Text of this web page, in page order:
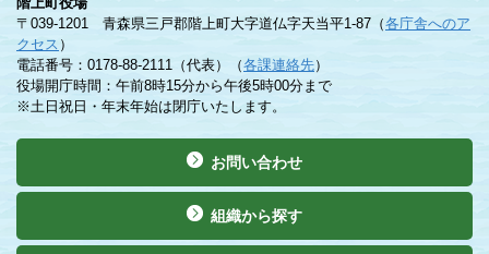
〒039-1201 青森県三戸郡階上町大字道仏字天当平1-87（各庁舎へのア
クセス ）
電話番号：0178-88-2111（代表）（各課連絡先）
役場開庁時間：午前8時15分から午後5時00分まで
※土日祝日・年末年始は閉庁いたします。
お問い合わせ
組織から探す